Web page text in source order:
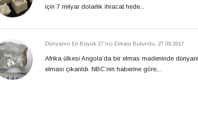
için 7 milyar dolarlık ihracat hede...
Dünyanın En Büyük 27’nci Elması Bulundu 27.09.2017
Afrika ülkesi Angola’da bir elmas madeninde
elması çıkarıldı. NBC’nin haberine göre,...